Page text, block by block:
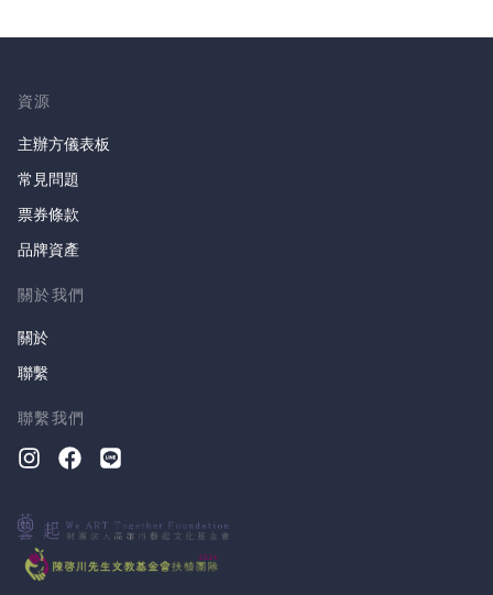
資源
主辦方儀表板
常見問題
票券條款
品牌資產
關於我們
關於
聯繫
聯繫我們